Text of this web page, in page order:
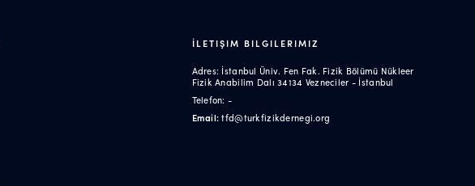
İLETIŞIM BILGILERIMIZ
Adres: İstanbul Üniv. Fen Fak. Fizik Bölümü Nükleer
Fizik Anabilim Dalı 34134 Vezneciler - İstanbul
Telefon: -
Email: tfd@turkfizikdernegi.org